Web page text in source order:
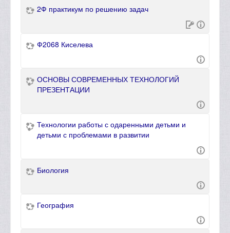
2Ф практикум по решению задач
Ф2068 Киселева
ОСНОВЫ СОВРЕМЕННЫХ ТЕХНОЛОГИЙ
ПРЕЗЕНТАЦИИ
Технологии работы с одаренными детьми и
детьми с проблемами в развитии
Биология
География